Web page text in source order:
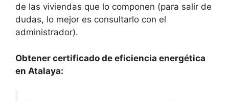
de las viviendas que lo componen (para salir de
dudas, lo mejor es consultarlo con el
administrador).
Obtener certificado de eficiencia energética
en Atalaya: